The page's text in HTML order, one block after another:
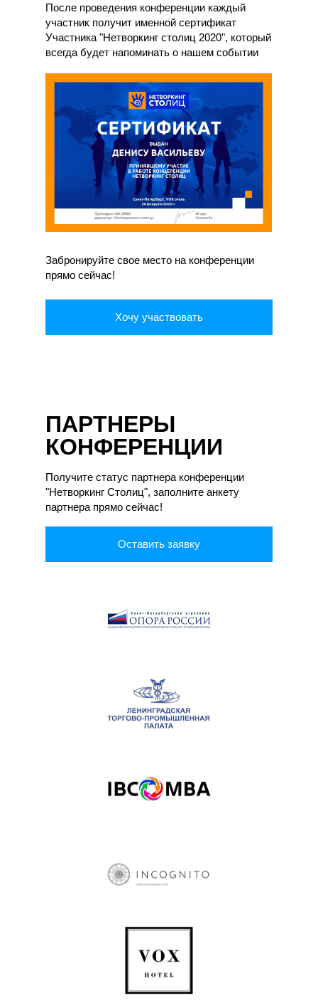
После проведения конференции каждый
участник получит именной сертификат
Участника "Нетворкинг столиц 2020", который
всегда будет напоминать о нашем событии
Хочу участвовать
Забронируйте свое место на конференции
прямо сейчас!
ПАРТНЕРЫ
КОНФЕРЕНЦИИ
Оставить заявку
Получите статус партнера конференции
"Нетворкинг Столиц", заполните анкету
партнера прямо сейчас!